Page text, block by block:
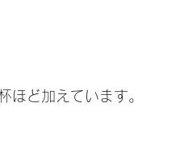
ほど加えています。